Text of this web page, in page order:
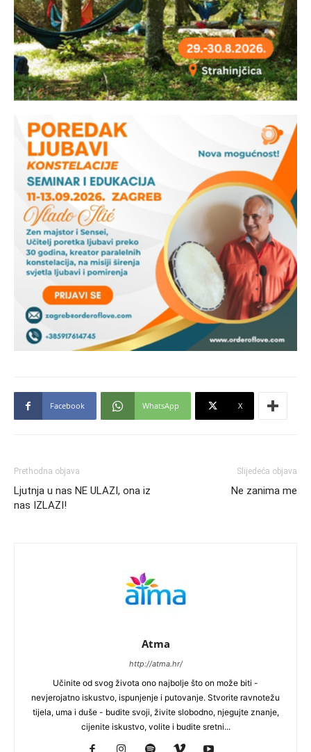
Facebook WhatsApp X
Prethodna objava
Ljutnja u nas NE ULAZI, ona iz
nas IZLAZI!
Slijedeća objava
Ne zanima me
Atma
http://atma.hr/
Učinite od svog života ono najbolje što on može biti -
nevjerojatno iskustvo, ispunjenje i putovanje. Stvorite ravnotežu
tijela, uma i duše - budite svoji, živite slobodno, njegujte znanje,
cijenite iskustvo, volite i budite sretni...